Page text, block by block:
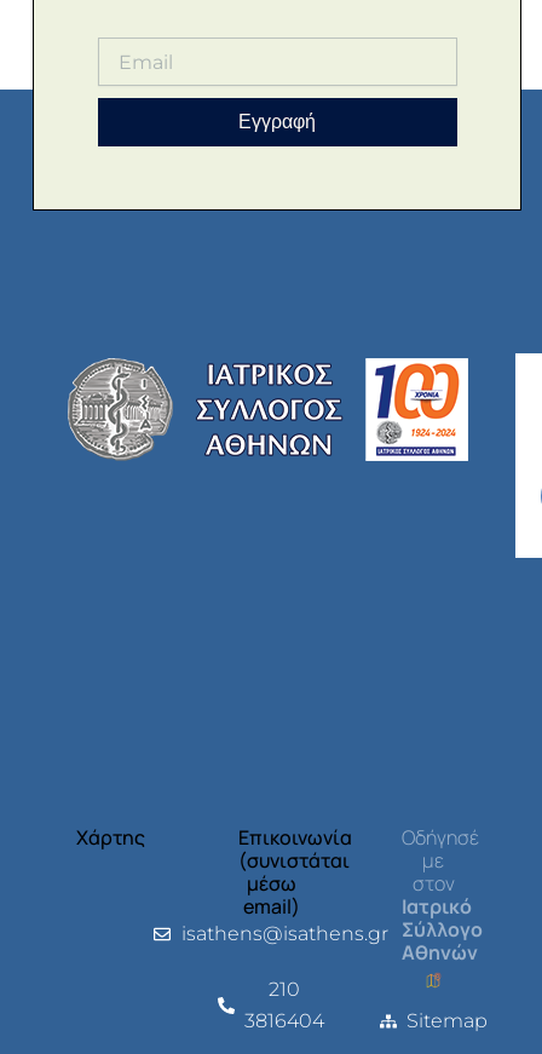
Εγγραφή
Χάρτης
Επικοινωνία
(συνιστάται
μέσω
email)
isathens@isathens.gr
210
3816404
Οδήγησέ
με
στον
Ιατρικό
Σύλλογο
Αθηνών
Sitemap